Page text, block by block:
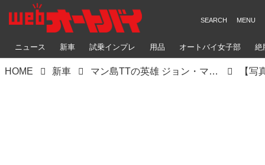
ニュース 新車 試乗インプレ 用品 オートバイ女子部 絶
HOME 新車 マン島TTの英雄 ジョン・マクギネス通算100回目のTTスタートを記念した限定スペシャルモデル登場！ ホンダ「CBR1000RR-R Fireblade SP Special Livery in John McGuinness 100th TT Start Replica」